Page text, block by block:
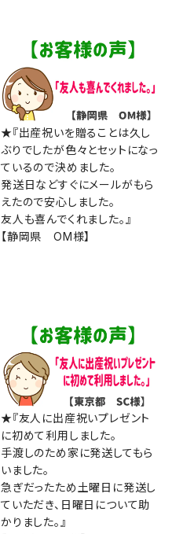
★『出産祝いを贈ることは久し
ぶりでしたが色々とセットになっ
ているので決めました。
発送日などすぐにメールがもら
えたので安心しました。
友人も喜んでくれました。』
【静岡県 OM様】
★『友人に出産祝いプレゼント
に初めて利用しました。
手渡しのため家に発送してもら
いました。
急ぎだったため土曜日に発送し
ていただき、日曜日について助
かりました。』